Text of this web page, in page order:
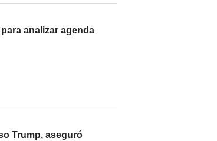
analizar agenda
Trump, aseguró